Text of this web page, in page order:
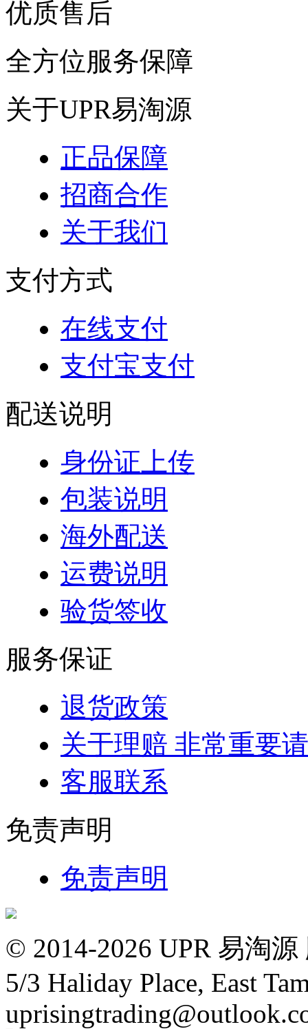
优质售后
全方位服务保障
关于UPR易淘源
正品保障
招商合作
关于我们
支付方式
在线支付
支付宝支付
配送说明
身份证上传
包装说明
海外配送
运费说明
验货签收
服务保证
退货政策
关于理赔 非常重要
客服联系
免责声明
免责声明
© 2014-2026 UPR 易淘
5/3 Haliday Place, East